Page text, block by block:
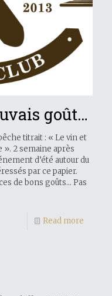
goût…
titrait : « Le vin et
2 semaine après
d’été autour du
par ce papier.
de bons goûts… Pas
Read more